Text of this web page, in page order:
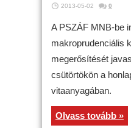
2013-05-02 0
A PSZÁF MNB-be
makroprudenciális
megerősítését
csütörtökön a
vitaanyagában.
Olvass tovább »